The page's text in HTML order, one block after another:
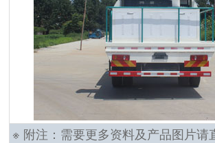
※ 附注：需要更多资料及产品图片请